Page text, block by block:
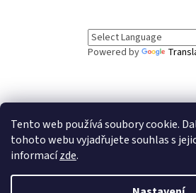
Tento web používá soubory cookie.
tohoto webu vyjadřujete souhlas s
informacízde.
Powered by
// Informační lišta
Vážení zákazníci, ve dnech 5.8.
dovolenou. Objednávky v tomto
po našem návratu. Děkujeme